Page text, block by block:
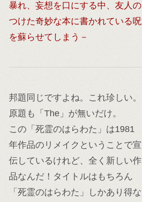
暴れ、妄想を口にする中、友人
つけた奇妙な本に書かれている
を蘇らせてしまう－
邦題同じですよね。これ珍しい。
原題も「The」が無いだけ。
この「死霊のはらわた」は1981
年作品のリメイクということで宣
伝しているけれど、全く新しい作
品なんだ！タイトルはもちろん
「死霊のはらわた」しかあり得な